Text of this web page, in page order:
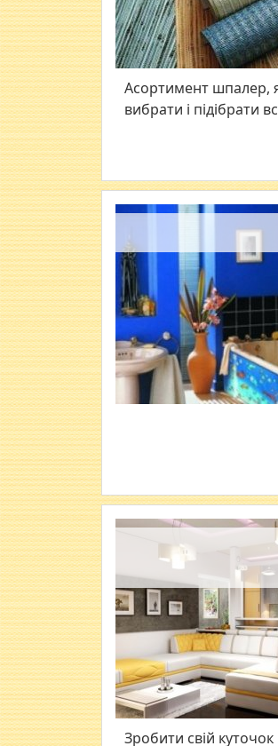
Асортимент шпалер,
вибрати і підібрати
Зробити свій